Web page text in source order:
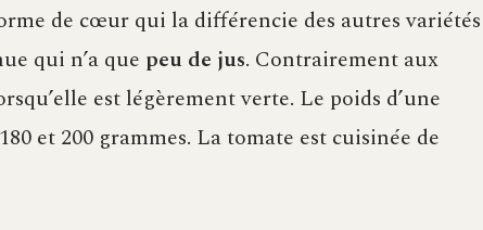
de cœur qui la différencie des autres variétés
qui n’a que peu de jus. Contrairement aux
est légèrement verte. Le poids d’une
et 200 grammes. La tomate est cuisinée de